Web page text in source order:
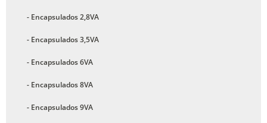
- Encapsulados 2,8VA
- Encapsulados 3,5VA
- Encapsulados 6VA
- Encapsulados 8VA
- Encapsulados 9VA